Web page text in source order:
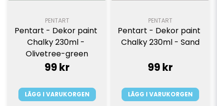
PENTART
Pentart - Dekor paint
Chalky 230ml -
Olivetree-green
99 kr
LÄGG I VARUKORGEN
PENTART
Pentart - Dekor paint
Chalky 230ml - Sand
99 kr
LÄGG I VARUKORGEN